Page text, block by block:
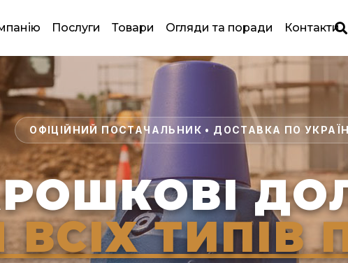
Послуги Товари Огляди та поради Контакти
ОФІЦІЙНИЙ ПОСТАЧАЛЬНИК • ДОСТАВКА ПО
ТИПІВ